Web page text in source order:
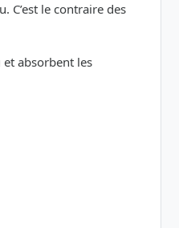
C’est le contraire des
absorbent les